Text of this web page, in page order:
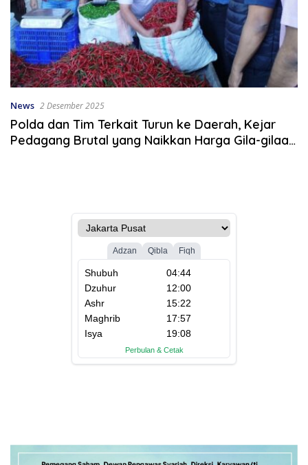
News 2 Desember 2025
Polda dan Tim Terkait Turun ke Daerah, Kejar
Pedagang Brutal yang Naikkan Harga Gila-gilaan